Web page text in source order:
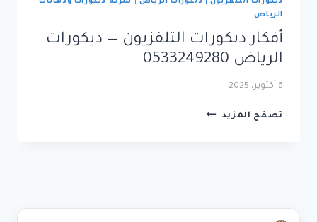
الرياض
أفكار ديكورات التلفزيون — ديكورات
الرياض 0533249280
6 أكتوبر، 2025
تصفح المزيد أفكار